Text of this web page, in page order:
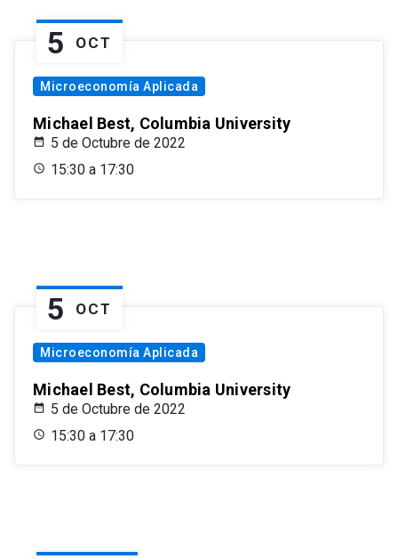
5 OCT
Microeconomía Aplicada
Michael Best, Columbia University
5 de Octubre de 2022
15:30 a 17:30
5 OCT
Microeconomía Aplicada
Michael Best, Columbia University
5 de Octubre de 2022
15:30 a 17:30